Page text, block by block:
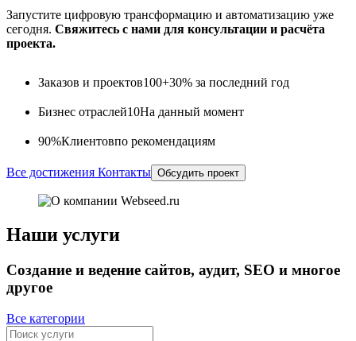
Запустите цифровую трансформацию и автоматизацию уже
сегодня. Свяжитесь с нами для консультации и расчёта
проекта.
Заказов и проектов100+30% за последний год
Бизнес отраслей10На данный момент
90%Клиентовпо рекомендациям
Все достижения Контакты Обсудить проект
Наши услуги
Создание и ведение сайтов, аудит, SEO и многое
другое
Все категории